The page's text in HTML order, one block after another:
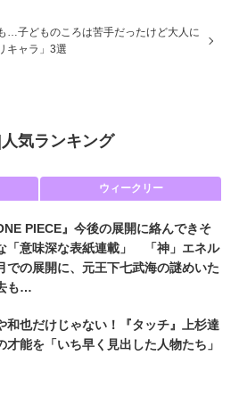
…子どものころは苦手だったけど大人に
キャラ」3選
人気ランキング
ウィークリー
PIECE』今後の展開に絡んできそ
「意味深な表紙連載」 「神」エネル
での展開に、元王下七武海の謎めいた
も…
和也だけじゃない！『タッチ』上杉達
才能を「いち早く見出した人物たち」